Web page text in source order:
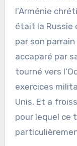
l’Arménie
était la Russie
par son
accaparé par
tourné vers
exercices
Unis. Et a
pour lequel ce